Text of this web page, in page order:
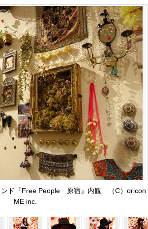
ンド『Free People 原宿』内観 （C）oricon
ME inc.